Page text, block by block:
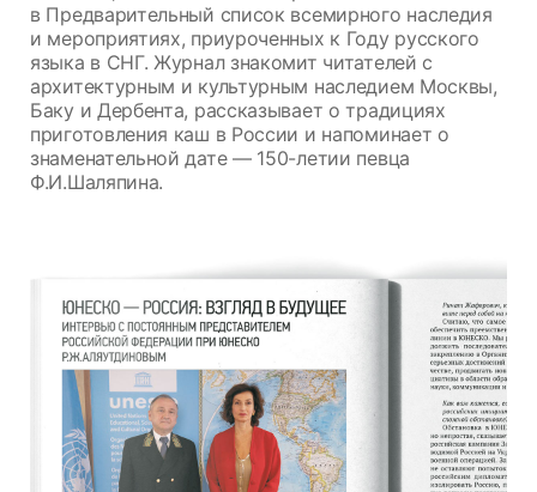
в Предварительный список всемирного наследия
и мероприятиях, приуроченных к Году русского
языка в СНГ. Журнал знакомит читателей с
архитектурным и культурным наследием Москвы,
Баку и Дербента, рассказывает о традициях
приготовления каш в России и напоминает о
знаменательной дате — 150-летии певца
Ф.И.Шаляпина.